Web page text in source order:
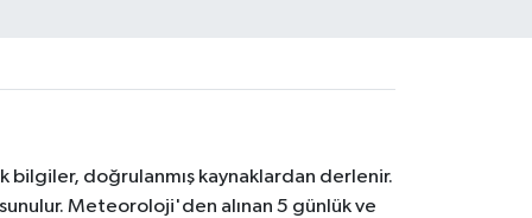
bilgiler, doğrulanmış kaynaklardan derlenir.
Meteoroloji'den alınan 5 günlük ve